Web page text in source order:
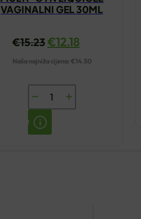
VAGINALNI GEL 30ML
€15.23€12.18
Naša najniža cijena: €14.50
MULTI-
GYN
LIQUIGEL